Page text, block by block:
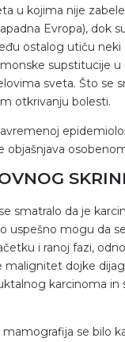
u kojima nije
Evropa),
ostalog utiču neki
supstitucije
sveta. Što se
otkrivanju bolesti.
objašnjava
smatralo da je
uspešno mogu da
i ranoj fazi,
malignitet dojke
karcinoma
mamografija se bilo